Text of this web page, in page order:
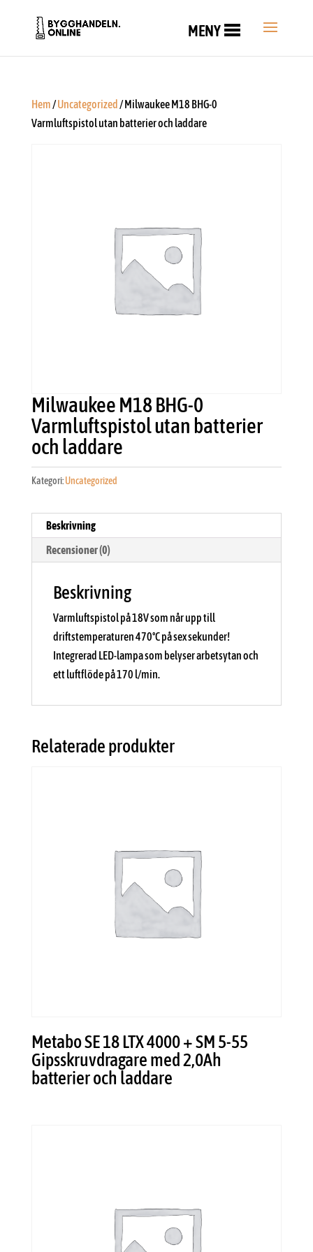
MENY
Hem/Uncategorized / Milwaukee M18 BHG-0
Varmluftspistol utan batterier och laddare
Milwaukee M18 BHG-0
Varmluftspistol utan batterier
och laddare
Kategori:Uncategorized
Beskrivning
Recensioner (0)
Beskrivning
Varmluftspistol på 18V som når upp till
driftstemperaturen 470°C på sex sekunder!
Integrerad LED-lampa som belyser arbetsytan och
ett luftflöde på 170 l/min.
Relaterade produkter
Metabo SE 18 LTX 4000 + SM 5-55
Gipsskruvdragare med 2,0Ah
batterier och laddare